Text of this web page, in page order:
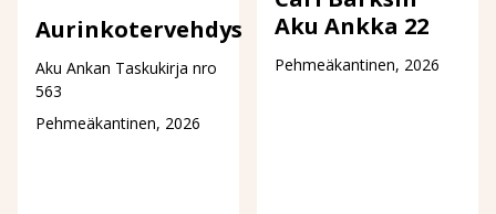
Aurinkotervehdys
Aku Ankan Taskukirja nro
563
Pehmeäkantinen, 2026
Aku Ankka 22
Pehmeäkantinen, 2026